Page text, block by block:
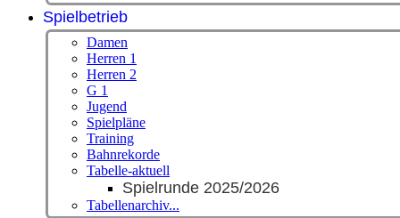
Spielbetrieb
Damen
Herren 1
Herren 2
G 1
Jugend
Spielpläne
Training
Bahnrekorde
Tabelle-aktuell
Spielrunde 2025/2026
Tabellenarchiv...